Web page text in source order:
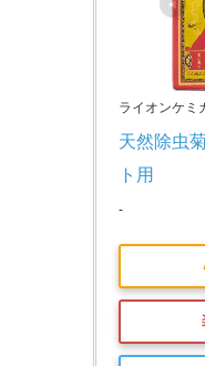
ライオンケミ
天然除虫
ト用
-